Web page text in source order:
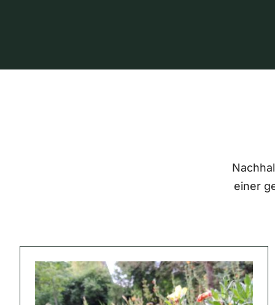
einer